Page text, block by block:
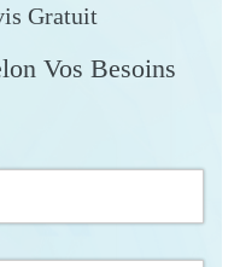
Gratuit
Vos Besoins